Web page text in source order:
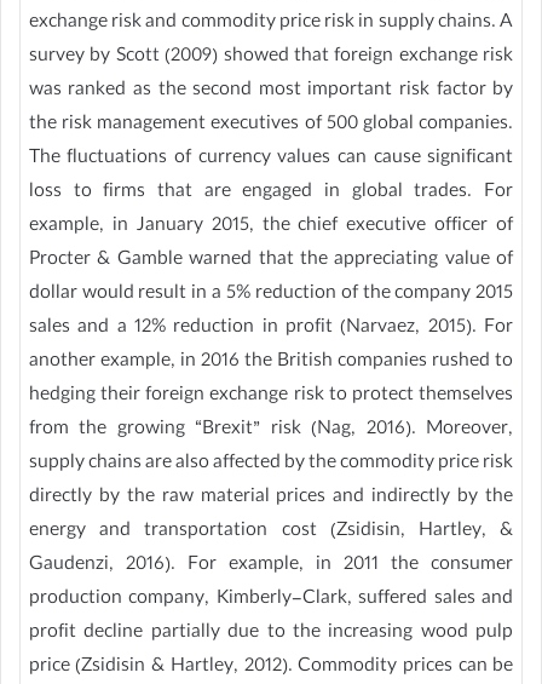
exchange risk and commodity price risk in supply chains. A
survey by Scott (2009) showed that foreign exchange risk
was ranked as the second most important risk factor by
the risk management executives of 500 global companies.
The fluctuations of currency values can cause significant
loss to firms that are engaged in global trades. For
example, in January 2015, the chief executive officer of
Procter & Gamble warned that the appreciating value of
dollar would result in a 5% reduction of the company 2015
sales and a 12% reduction in profit (Narvaez, 2015). For
another example, in 2016 the British companies rushed to
hedging their foreign exchange risk to protect themselves
from the growing “Brexit” risk (Nag, 2016). Moreover,
supply chains are also affected by the commodity price risk
directly by the raw material prices and indirectly by the
energy and transportation cost (Zsidisin, Hartley, &
Gaudenzi, 2016). For example, in 2011 the consumer
production company, Kimberly-Clark, suffered sales and
profit decline partially due to the increasing wood pulp
price (Zsidisin & Hartley, 2012). Commodity prices can be